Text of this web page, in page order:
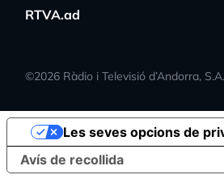
RTVA.ad
©2026 Ràdio i Televisió d’Andorra, S.A.
Avís de recollida
Les seves opcions de